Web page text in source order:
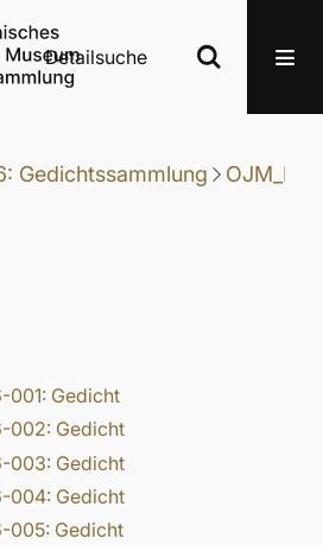
Detailsuche
Gedichtssammlung
001: Gedicht
002: Gedicht
003: Gedicht
004: Gedicht
005: Gedicht